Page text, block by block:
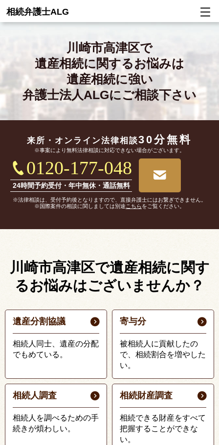
相続弁護士ALG
川崎市高津区で
遺産相続に関するお悩みは
遺産相続に強い
弁護士法人ALGにご相談下さい
来所・オンライン法律相談30分無料
※事案により無料法律相談に対応できない場合がございます。
0120-177-048
24時間予約受付・年中無休・通話無料
※法律相談は、受付予約後となりますので、直接弁護士にはお繋ぎできません。
※国際案件の相談に関しましては別途 こちらをご覧ください。
川崎市高津区で遺産相続に関す
るお悩みはございませんか？
遺産分割協議
相続人同士、遺産の分配
でもめている。
寄与分
被相続人に貢献したの
で、相続割合を増やした
い。
相続人調査
相続人を調べるための手
続きが煩わしい。
相続財産調査
相続できる財産をすべて
把握することができな
い。